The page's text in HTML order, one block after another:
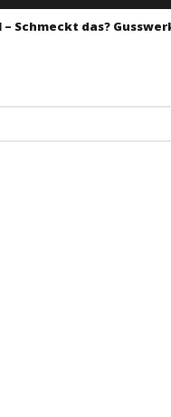
– Schmeckt das?